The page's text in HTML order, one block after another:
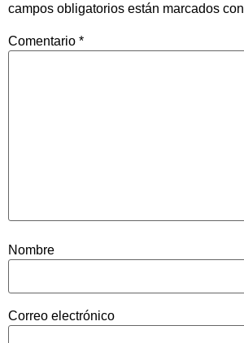
campos obligatorios están marcados con
Comentario *
Nombre
Correo electrónico